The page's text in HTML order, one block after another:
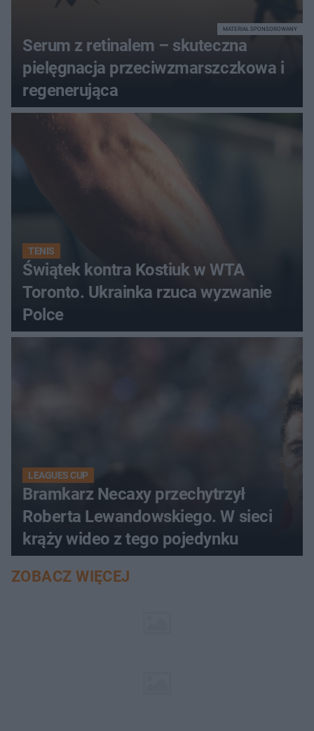
Serum z retinalem – skuteczna
pielęgnacja przeciwzmarszczkowa i
regenerująca
MATERIAŁ SPONSOROWANY
TENIS
Świątek kontra Kostiuk w WTA
Toronto. Ukrainka rzuca wyzwanie
Polce
LEAGUES CUP
Bramkarz Necaxy przechytrzył
Roberta Lewandowskiego. W sieci
krąży wideo z tego pojedynku
ZOBACZ WIĘCEJ